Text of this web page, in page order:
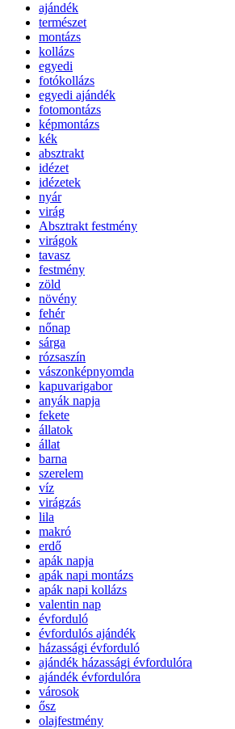
ajándék
természet
montázs
kollázs
egyedi
fotókollázs
egyedi ajándék
fotomontázs
képmontázs
kék
absztrakt
idézet
idézetek
nyár
virág
Absztrakt festmény
virágok
tavasz
festmény
zöld
növény
fehér
nőnap
sárga
rózsaszín
vászonképnyomda
kapuvarigabor
anyák napja
fekete
állatok
állat
barna
szerelem
víz
virágzás
lila
makró
erdő
apák napja
apák napi montázs
apák napi kollázs
valentin nap
évforduló
évfordulós ajándék
házassági évforduló
ajándék házassági évfordulóra
ajándék évfordulóra
városok
ősz
olajfestmény